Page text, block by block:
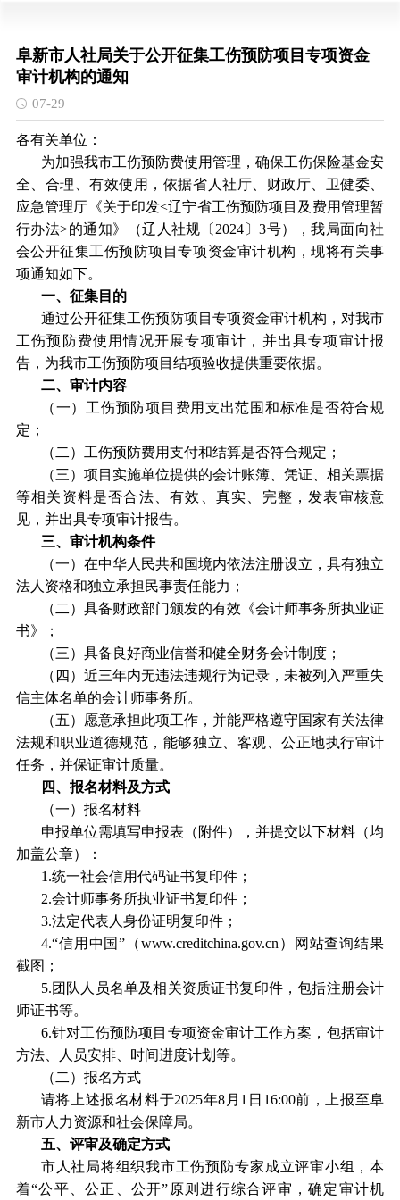
阜新市人社局关于公开征集工伤预防项目专项资金
审计机构的通知
07-29
各有关单位：
为加强我市工伤预防费使用管理，确保工伤保险基金安
全、合理、有效使用，依据省人社厅、财政厅、卫健委、
应急管理厅《关于印发<辽宁省工伤预防项目及费用管理暂
行办法>的通知》（辽人社规〔2024〕3号），我局面向社
会公开征集工伤预防项目专项资金审计机构，现将有关事
项通知如下。
一、征集目的
通过公开征集工伤预防项目专项资金审计机构，对我市
工伤预防费使用情况开展专项审计，并出具专项审计报
告，为我市工伤预防项目结项验收提供重要依据。
二、审计内容
（一）工伤预防项目费用支出范围和标准是否符合规
定；
（二）工伤预防费用支付和结算是否符合规定；
（三）项目实施单位提供的会计账簿、凭证、相关票据
等相关资料是否合法、有效、真实、完整，发表审核意
见，并出具专项审计报告。
三、审计机构条件
（一）在中华人民共和国境内依法注册设立，具有独立
法人资格和独立承担民事责任能力；
（二）具备财政部门颁发的有效《会计师事务所执业证
书》；
（三）具备良好商业信誉和健全财务会计制度；
（四）近三年内无违法违规行为记录，未被列入严重失
信主体名单的会计师事务所。
（五）愿意承担此项工作，并能严格遵守国家有关法律
法规和职业道德规范，能够独立、客观、公正地执行审计
任务，并保证审计质量。
四、报名材料及方式
（一）报名材料
申报单位需填写申报表（附件），并提交以下材料（均
加盖公章）：
1.统一社会信用代码证书复印件；
2.会计师事务所执业证书复印件；
3.法定代表人身份证明复印件；
4.“信用中国”（www.creditchina.gov.cn）网站查询结果
截图；
5.团队人员名单及相关资质证书复印件，包括注册会计
师证书等。
6.针对工伤预防项目专项资金审计工作方案，包括审计
方法、人员安排、时间进度计划等。
（二）报名方式
请将上述报名材料于2025年8月1日16:00前，上报至阜
新市人力资源和社会保障局。
五、评审及确定方式
市人社局将组织我市工伤预防专家成立评审小组，本
着“公平、公正、公开”原则进行综合评审，确定审计机